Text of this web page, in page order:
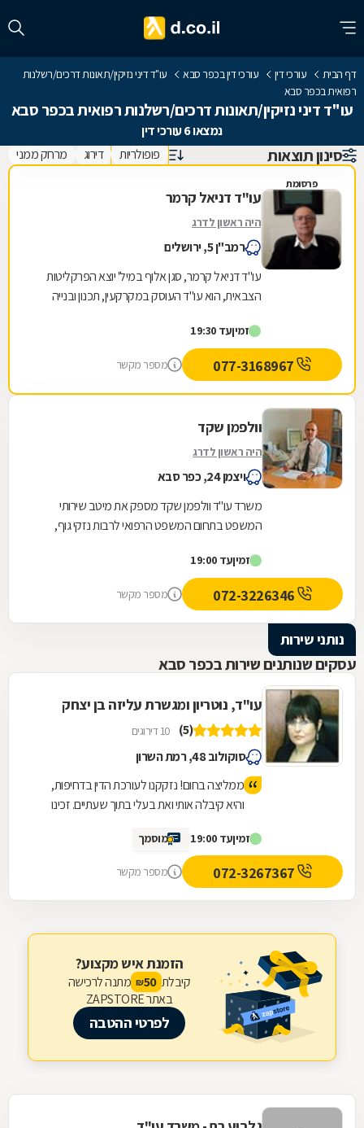
דף הבית עורכי דין עורכי דין בכפר סבא
עו"ד דיני נזיקין/תאונות דרכים/רשלנות
רפואית בכפר סבא
עו"ד דיני נזיקין/תאונות דרכים/רשלנות רפואית בכפר סבא
נמצאו 6 עורכי דין
סינון תוצאות פופולריות דירוג מרחק ממני
פרסומת
עו"ד דניאל קרמר
היה ראשון לדרג
רמב"ן 5, ירושלים
עו"ד דניאל קרמר, סגן אלוף במיל' יוצא הפרקליטות
הצבאית, הוא עו"ד העוסק במקרקעין, תכנון ובנייה
זמיןעד 19:30
מספר מקשר
וולפמן שקד
היה ראשון לדרג
ויצמן 24, כפר סבא
משרד עו"ד וולפמן שקד מספק את מיטב שירותי
המשפט בתחום המשפט הרפואי לרבות נזקי גוף,
בדיני עבודה...
זמיןעד 19:00
מספר מקשר
נותני שירות
עסקים שנותנים שירות בכפר סבא
עו"ד, נוטריון ומגשרת עליזה בן יצחק
(5) 10 דירוגים
סוקולוב 48, רמת השרון
ממליצה בחום! נזקקנו לעורכת הדין בדחיפות,
והיא קיבלה אותי ואת בעלי בתוך שעתיים. זכינו
דופן. השירות היה מהיר, יעיל ואכפתי, והרגשנו
שאנחנו בידיים טובות. תודה רבה על כל העזרה
זמיןעד 19:00 מוסמך
מספר מקשר
הזמנת איש מקצוע?
קיבלת 50
₪ מתנה לרכישה
באתר ZAPSTORE
לפרטי ההטבה